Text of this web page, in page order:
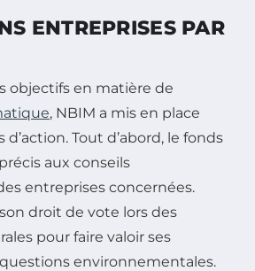
ENTREPRISES PAR
objectifs en matière de
, NBIM a mis en place
Tout d’abord, le fonds
aux conseils
entreprises concernées.
droit de vote lors des
pour faire valoir ses
environnementales.